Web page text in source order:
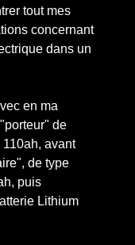
tout mes
concernant
dans un
en ma
de
avant
de type
puis
Lithium